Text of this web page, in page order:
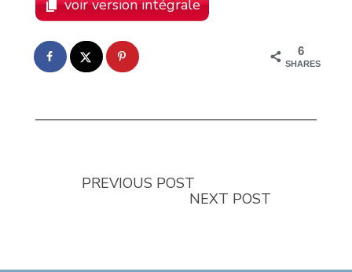
voir version intégrale
6
SHARES
PREVIOUS POST
NEXT POST